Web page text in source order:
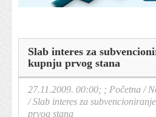
Slab interes za
kupnju prvog stana
27.11.2009. 00:00; ; Početna /
/Slab interes za
prvog stana